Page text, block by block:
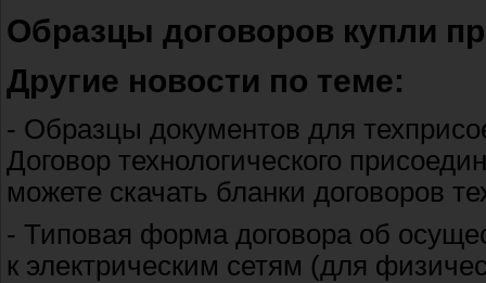
Образцы договоров купли
Другие новости по теме:
- Образцы документов для
Договор технологического
можете скачать бланки договоров
- Типовая форма договора об
к электрическим сетям (для